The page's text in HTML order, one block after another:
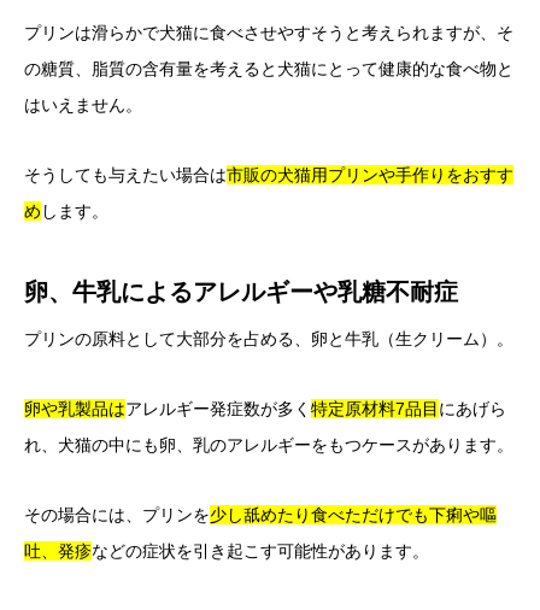
プリンは滑らかで犬猫に食べさせやすそうと考えられますが、そ
の糖質、脂質の含有量を考えると犬猫にとって健康的な食べ物と
はいえません。
そうしても与えたい場合は市販の犬猫用プリンや手作りをおすす
め します。
卵、牛乳によるアレルギーや乳糖不耐症
プリンの原料として大部分を占める、卵と牛乳（生クリーム）。
卵や乳製品はアレルギー発症数が多く 特定原材料7品目 にあげら
れ、犬猫の中にも卵、乳のアレルギーをもつケースがあります。
その場合には、プリンを少し舐めたり食べただけでも下痢や嘔
吐、発疹などの症状を引き起こす可能性があります。